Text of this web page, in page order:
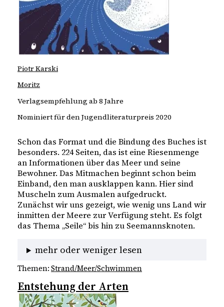
Piotr Karski
Moritz
Verlagsempfehlung ab 8 Jahre
Nominiert für den Jugendliteraturpreis 2020
Schon das Format und die Bindung des Buches ist
besonders. 224 Seiten, das ist eine Riesenmenge
an Informationen über das Meer und seine
Bewohner. Das Mitmachen beginnt schon beim
Einband, den man ausklappen kann. Hier sind
Muscheln zum Ausmalen aufgedruckt.
Zunächst wir uns gezeigt, wie wenig uns Land wir
inmitten der Meere zur Verfügung steht. Es folgt
das Thema „Seile“ bis hin zu Seemannsknoten.
mehr oder weniger lesen
Themen: Strand/Meer/Schwimmen
Entstehung der Arten